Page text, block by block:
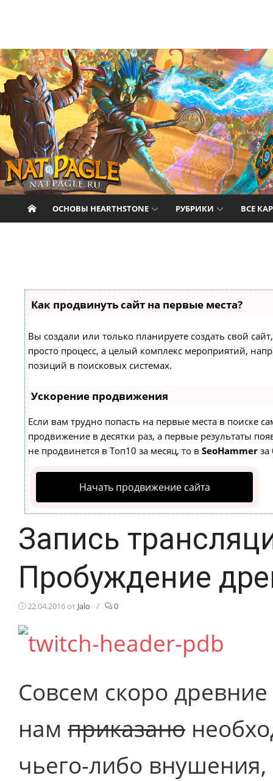
Hearthstone.
ОСНОВЫ HEARTHSTONE РУБРИКИ ВСЕ
Как продвинуть сайт на первые места?
Вы создали или только планируете создать свой
просто процесс, а целый комплекс мероприятий,
позиций в поисковых системах.
Ускорение продвижения
Если вам трудно попасть на первые места в поиске
продвижение в десятки раз, а первые результаты
не продвинется в Топ10 за месяц, то в SeoHammer за
Начать продвижение сайта
Запись
Пробуждение
22.04.2016от Jalo / 0
Совсем скоро
нам приказано
чьего-либо